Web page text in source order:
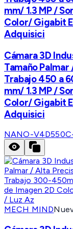
mm/ 1.3 MP /
Color/ Gigabit
Adquisici
Cámara 3D
Tamaño
Trabajo 450 a
mm/ 1.3 MP /
Color/ Gigabit
Adquisici
NANO-
MECH MIND